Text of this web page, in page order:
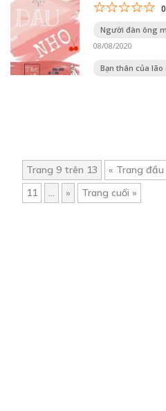
0
Người đàn ông
08/08/2020
Bạn thân của lão
Trang 9 trên 13 « Trang đầu
11
... » Trang cuối »